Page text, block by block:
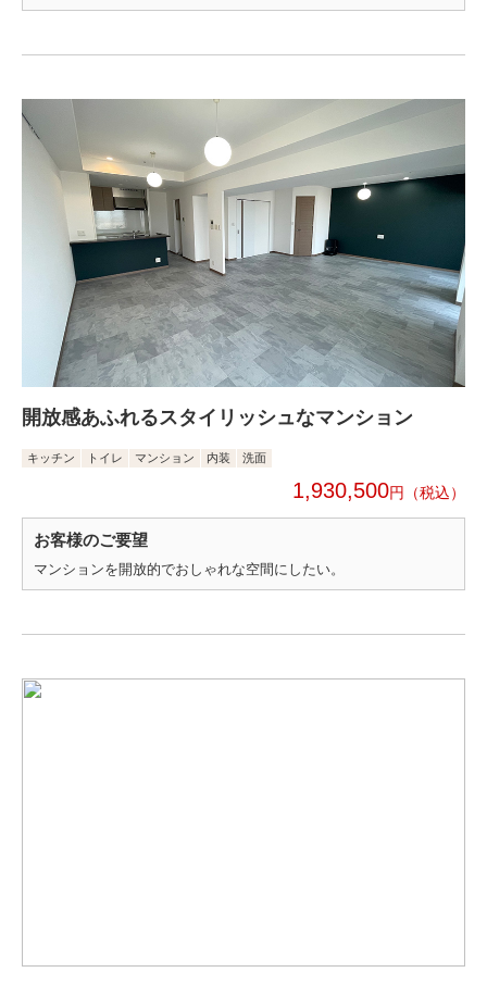
開放感あふれるスタイリッシュなマンション
キッチン トイレ マンション 内装 洗面
1,930,500円
お客様のご要望
マンションを開放的でおしゃれな空間にしたい。